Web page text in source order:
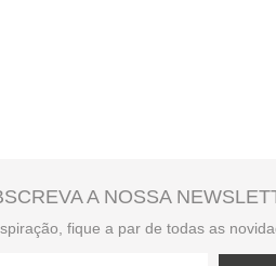
A NOSSA
fique a par de todas as